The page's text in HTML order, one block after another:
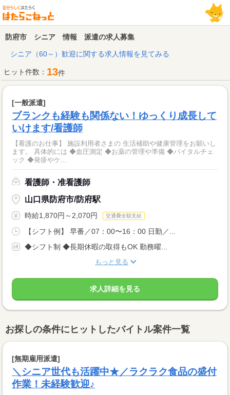
防府市 シニア 情報 派遣の求人募集
シニア（60～）歓迎に関する求人情報を見てみる
ヒット件数： 13件
[一般派遣]
ブランクも経験も関係ない！ゆっくり成長して
いけます/看護師
【看護のお仕事】 施設利用者さまの 生活補助や健康管理をお願いし
ます。 具体的には ◆血圧測定 ◆お薬の管理や準備 ◆バイタルチェ
ック ◆発疹やケ...
看護師・准看護師
山口県防府市/防府駅
時給1,870円～2,070円 交通費全額支給
【シフト例】 早番／07：00〜16：00 日勤／...
◆シフト制 ◆長期休暇の取得もOK 勤務曜...
もっと見る
求人詳細を見る
お探しの条件にヒットしたバイトル案件一覧
[無期雇用派遣]
＼シニア世代も活躍中★／ラクラク食品の盛付
作業！未経験歓迎♪